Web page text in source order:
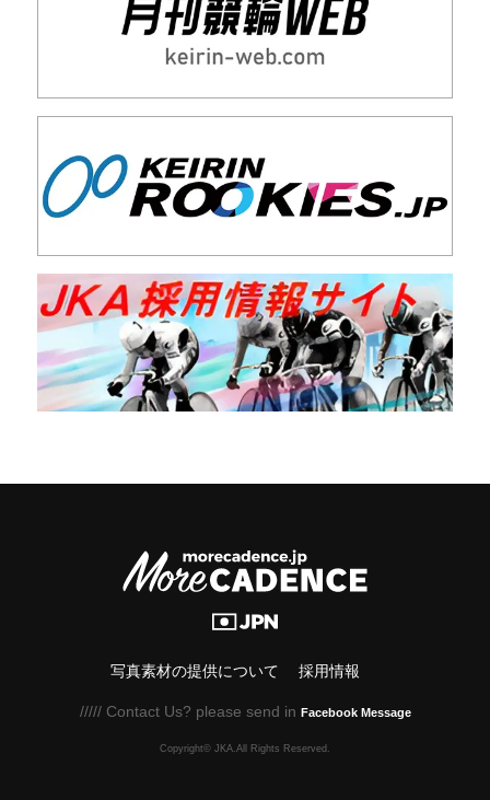
写真素材の提供について 採用情報
///// Contact Us? please send in Facebook Message
Copyright© JKA.All Rights Reserved.